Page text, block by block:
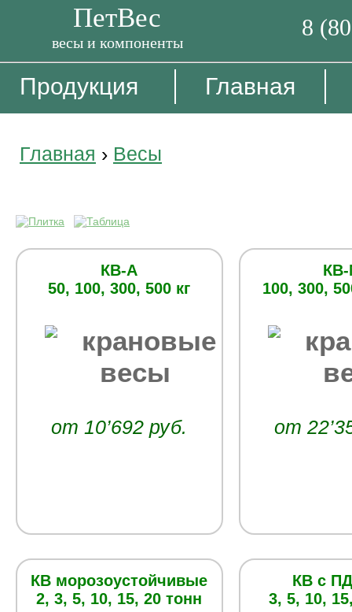
ПетВес
весы и компоненты
8
Продукция Главная
Главная › Весы
КВ-А
50, 100, 300, 500 кг
от 10’692 руб.
100, 300,
от
КВ морозоустойчивые
2, 3, 5, 10, 15, 20 тонн
КВ с
3, 5, 10,